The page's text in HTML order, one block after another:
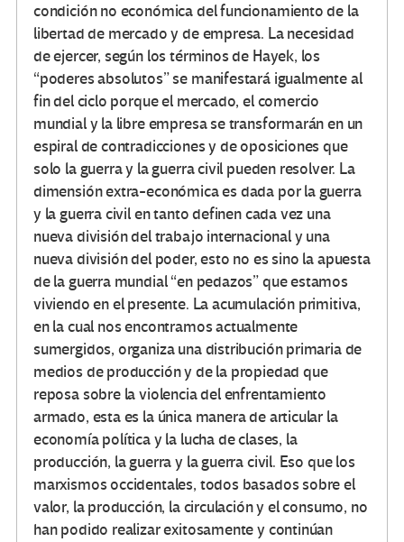
condición no económica del funcionamiento de la
libertad de mercado y de empresa. La necesidad
de ejercer, según los términos de Hayek, los
“poderes absolutos” se manifestará igualmente al
fin del ciclo porque el mercado, el comercio
mundial y la libre empresa se transformarán en un
espiral de contradicciones y de oposiciones que
solo la guerra y la guerra civil pueden resolver. La
dimensión extra-económica es dada por la guerra
y la guerra civil en tanto definen cada vez una
nueva división del trabajo internacional y una
nueva división del poder, esto no es sino la apuesta
de la guerra mundial “en pedazos” que estamos
viviendo en el presente. La acumulación primitiva,
en la cual nos encontramos actualmente
sumergidos, organiza una distribución primaria de
medios de producción y de la propiedad que
reposa sobre la violencia del enfrentamiento
armado, esta es la única manera de articular la
economía política y la lucha de clases, la
producción, la guerra y la guerra civil. Eso que los
marxismos occidentales, todos basados sobre el
valor, la producción, la circulación y el consumo, no
han podido realizar exitosamente y continúan